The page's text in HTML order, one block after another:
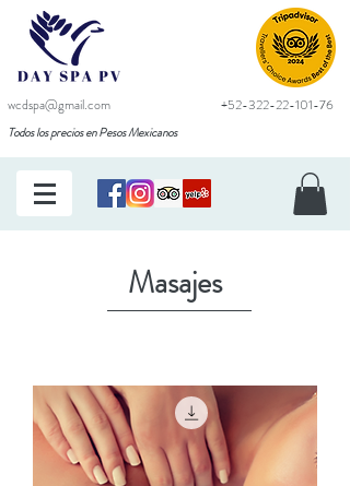
wcdspa@gmail.com +52-322-22-101-76
Todos los precios en Pesos Mexicanos
Masajes